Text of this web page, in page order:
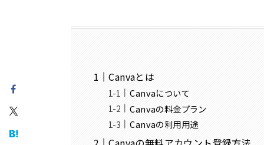
Canvaとは
Canvaについて
Canvaの料金プラン
Canvaの利用用途